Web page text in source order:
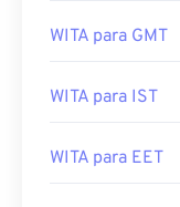
WITA para GMT
WITA para IST
WITA para EET